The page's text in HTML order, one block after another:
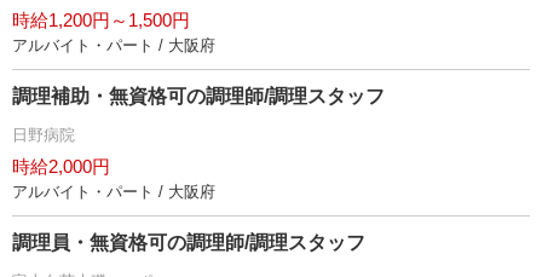
時給1,200円～1,500円
アルバイト・パート / 大阪府
調理補助・無資格可の調理師/調理スタッフ
日野病院
時給2,000円
アルバイト・パート / 大阪府
調理員・無資格可の調理師/調理スタッフ